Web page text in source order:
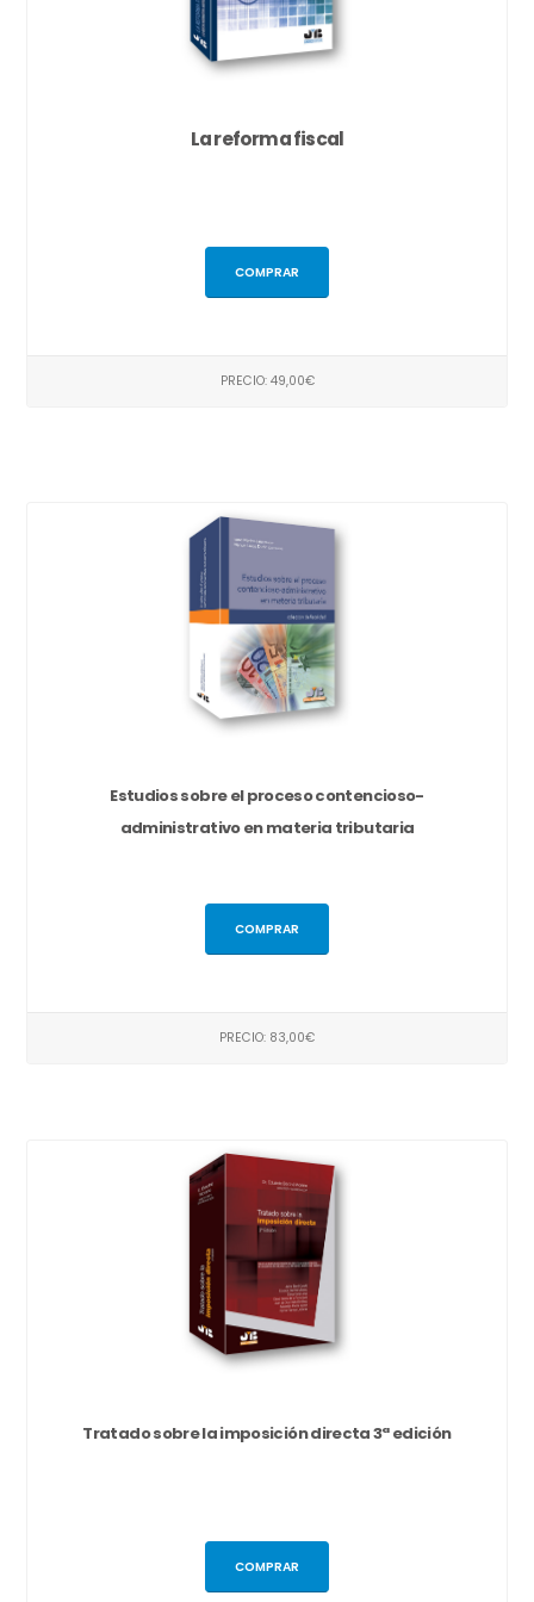
La reforma fiscal
COMPRAR
PRECIO: 49,00€
Estudios sobre el proceso contencioso-
administrativo en materia tributaria
COMPRAR
PRECIO: 83,00€
Tratado sobre la imposición directa 3ª edición
COMPRAR